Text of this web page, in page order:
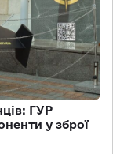
ГУР
у зброї